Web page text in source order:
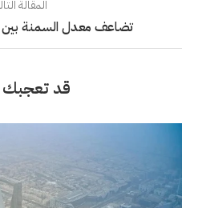
المقالة
تضاعف معدل السمنة بين
قد تعجبك